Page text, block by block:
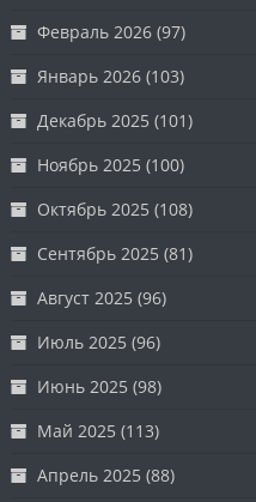
Февраль 2026 (97)
Январь 2026 (103)
Декабрь 2025 (101)
Ноябрь 2025 (100)
Октябрь 2025 (108)
Сентябрь 2025 (81)
Август 2025 (96)
Июль 2025 (96)
Июнь 2025 (98)
Май 2025 (113)
Апрель 2025 (88)